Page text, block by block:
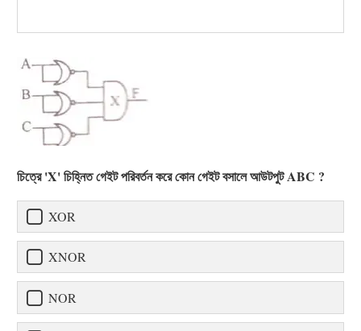
চিত্রে 'X' চিহ্নিত গেইট পরিবর্তন করে কোন গেইট বসালে আউটপুট ABC ?
XOR
XNOR
NOR